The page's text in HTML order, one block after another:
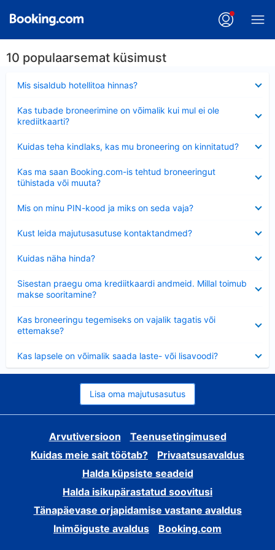
10 populaarsemat küsimust
Mis sisaldub hotellitoa hinnas?
Kas tubade broneerimine on võimalik kui mul ei ole
krediitkaarti?
Kuidas teha kindlaks, kas mu broneering on kinnitatud?
Kas ma saan Booking.com-is tehtud broneeringut
tühistada või muuta?
Mis on minu PIN-kood ja miks on seda vaja?
Kust leida majutusasutuse kontaktandmed?
Kuidas näha hinda?
Sisestan praegu oma krediitkaardi andmeid. Millal toimub
makse sooritamine?
Kas broneeringu tegemiseks on vajalik tagatis või
ettemakse?
Kas lapsele on võimalik saada laste- või lisavoodi?
Lisa oma majutusasutus
Arvutiversioon
Teenusetingimused
Kuidas meie sait töötab?
Privaatsusavaldus
Halda küpsiste seadeid
Halda isikupärastatud soovitusi
Tänapäevase orjapidamise vastane avaldus
Inimõiguste avaldus
Booking.com